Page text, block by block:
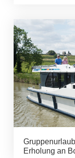
Erholung an